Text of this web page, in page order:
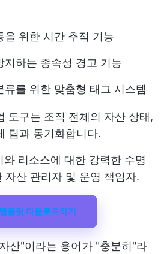
을 위한 시간 추적 기능
지하는 종속성 경고 기능
류를 위한 맞춤형 태그 시스템
도구는 조직 전체의 자산 상태,
팀과 동기화합니다.
와 리소스에 대한 강력한 수명
자산 관리자 및 운영 책임자.
플릿 다운로드하기
산"이라는 용어가 "충분히"라